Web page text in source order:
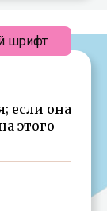
если она
этого
шрифт